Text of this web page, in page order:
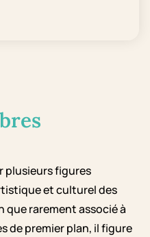
plusieurs figures
et culturel des
que rarement associé à
de premier plan, il figure